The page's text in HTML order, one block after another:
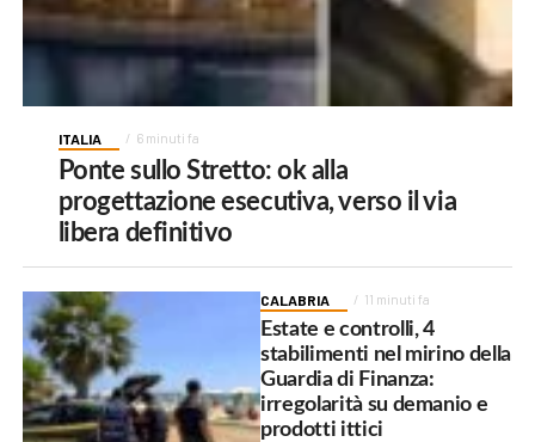
ITALIA 6 minuti fa
Ponte sullo Stretto: ok alla
progettazione esecutiva, verso il via
libera definitivo
CALABRIA 11 minuti fa
Estate e controlli, 4
stabilimenti nel mirino della
Guardia di Finanza:
irregolarità su demanio e
prodotti ittici